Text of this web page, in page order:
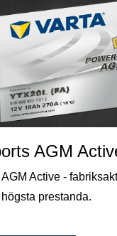
AGM
Active -
prestanda.